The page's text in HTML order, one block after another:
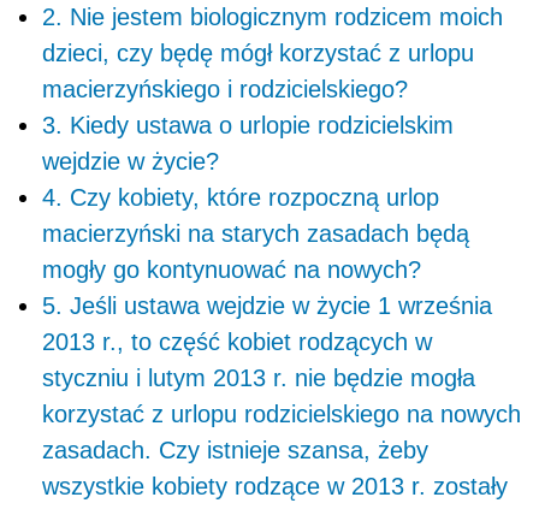
2. Nie jestem biologicznym rodzicem moich
dzieci, czy będę mógł korzystać z urlopu
macierzyńskiego i rodzicielskiego?
3. Kiedy ustawa o urlopie rodzicielskim
wejdzie w życie?
4. Czy kobiety, które rozpoczną urlop
macierzyński na starych zasadach będą
mogły go kontynuować na nowych?
5. Jeśli ustawa wejdzie w życie 1 września
2013 r., to część kobiet rodzących w
styczniu i lutym 2013 r. nie będzie mogła
korzystać z urlopu rodzicielskiego na nowych
zasadach. Czy istnieje szansa, żeby
wszystkie kobiety rodzące w 2013 r. zostały